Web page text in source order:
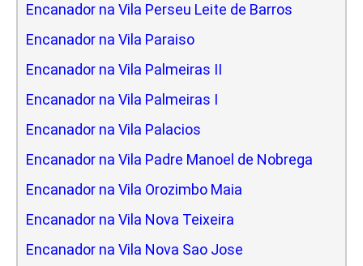
Encanador na Vila Perseu Leite de Barros
Encanador na Vila Paraiso
Encanador na Vila Palmeiras II
Encanador na Vila Palmeiras I
Encanador na Vila Palacios
Encanador na Vila Padre Manoel de Nobrega
Encanador na Vila Orozimbo Maia
Encanador na Vila Nova Teixeira
Encanador na Vila Nova Sao Jose